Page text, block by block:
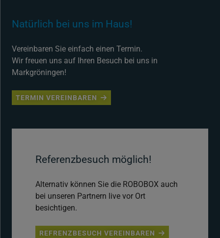
Natürlich bei uns im Haus!
Vereinbaren Sie einfach einen Termin.
Wir freuen uns auf Ihren Besuch bei uns in
Markgröningen!
TERMIN VEREINBAREN
Referenzbesuch möglich!
Alternativ können Sie die ROBOBOX auch
bei unseren Partnern live vor Ort
besichtigen.
REFRENZBESUCH VEREINBAREN